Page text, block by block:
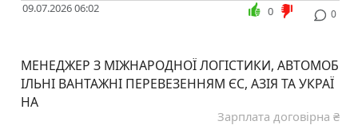
09.07.2026 06:02 0
0
МЕНЕДЖЕР З МІЖНАРОДНОЇ ЛОГІСТИКИ, АВТОМОБ
ІЛЬНІ ВАНТАЖНІ ПЕРЕВЕЗЕННЯМ ЄС, АЗІЯ ТА УКРАЇ
НА
Зарплата договірна ₴